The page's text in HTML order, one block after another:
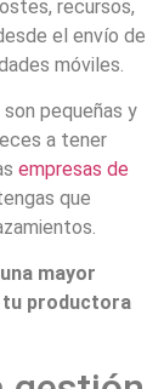
recursos,
el envío de
móviles.
pequeñas y
a tener
empresas de
que
mayor
tu productora